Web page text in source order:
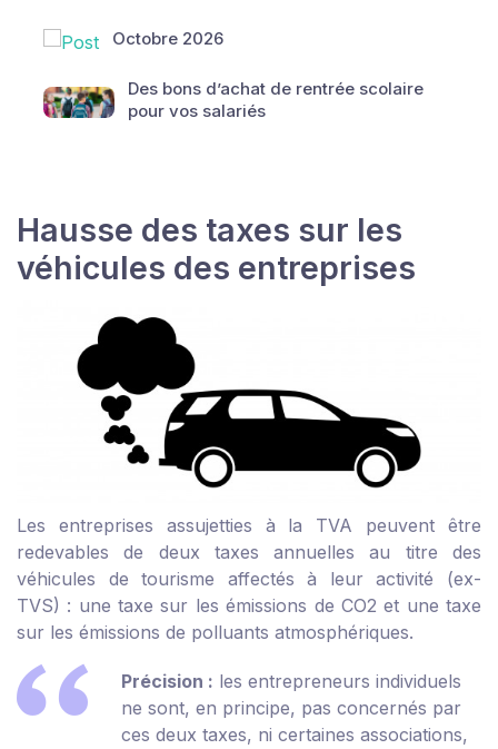
Octobre 2026
Des bons d’achat de rentrée scolaire
pour vos salariés
Hausse des taxes sur les
véhicules des entreprises
Les entreprises assujetties à la TVA peuvent être
redevables de deux taxes annuelles au titre des
véhicules de tourisme affectés à leur activité (ex-
TVS) : une taxe sur les émissions de CO2 et une taxe
sur les émissions de polluants atmosphériques.
Précision : les entrepreneurs individuels
ne sont, en principe, pas concernés par
ces deux taxes, ni certaines associations,